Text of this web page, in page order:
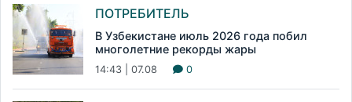
ПОТРЕБИТЕЛЬ
В Узбекистане июль 2026 года побил
многолетние рекорды жары
14:43 | 07.08 0